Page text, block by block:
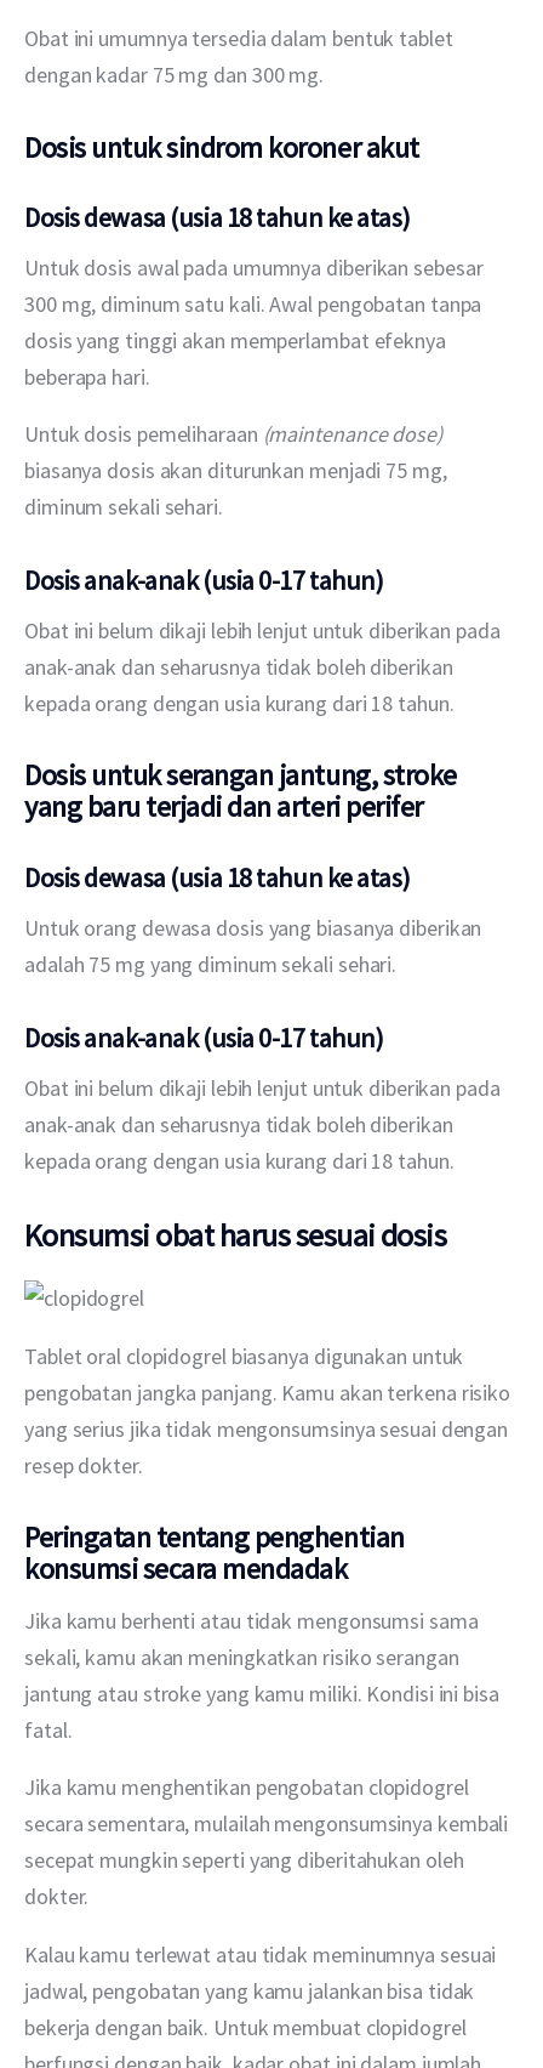
Obat ini umumnya tersedia dalam bentuk tablet
dengan kadar 75 mg dan 300 mg.
Dosis untuk sindrom koroner akut
Dosis dewasa (usia 18 tahun ke atas)
Untuk dosis awal pada umumnya diberikan sebesar
300 mg, diminum satu kali. Awal pengobatan tanpa
dosis yang tinggi akan memperlambat efeknya
beberapa hari.
Untuk dosis pemeliharaan (maintenance dose)
biasanya dosis akan diturunkan menjadi 75 mg,
diminum sekali sehari.
Dosis anak-anak (usia 0-17 tahun)
Obat ini belum dikaji lebih lenjut untuk diberikan pada
anak-anak dan seharusnya tidak boleh diberikan
kepada orang dengan usia kurang dari 18 tahun.
Dosis untuk serangan jantung, stroke
yang baru terjadi dan arteri perifer
Dosis dewasa (usia 18 tahun ke atas)
Untuk orang dewasa dosis yang biasanya diberikan
adalah 75 mg yang diminum sekali sehari.
Dosis anak-anak (usia 0-17 tahun)
Obat ini belum dikaji lebih lenjut untuk diberikan pada
anak-anak dan seharusnya tidak boleh diberikan
kepada orang dengan usia kurang dari 18 tahun.
Konsumsi obat harus sesuai dosis
Tablet oral clopidogrel biasanya digunakan untuk
pengobatan jangka panjang. Kamu akan terkena risiko
yang serius jika tidak mengonsumsinya sesuai dengan
resep dokter.
Peringatan tentang penghentian
konsumsi secara mendadak
Jika kamu berhenti atau tidak mengonsumsi sama
sekali, kamu akan meningkatkan risiko serangan
jantung atau stroke yang kamu miliki. Kondisi ini bisa
fatal.
Jika kamu menghentikan pengobatan clopidogrel
secara sementara, mulailah mengonsumsinya kembali
secepat mungkin seperti yang diberitahukan oleh
dokter.
Kalau kamu terlewat atau tidak meminumnya sesuai
jadwal, pengobatan yang kamu jalankan bisa tidak
bekerja dengan baik. Untuk membuat clopidogrel